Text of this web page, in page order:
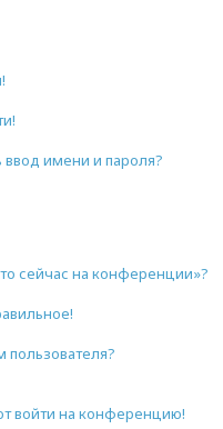
имени и пароля?
сейчас на конференции»?
войти на конференцию!